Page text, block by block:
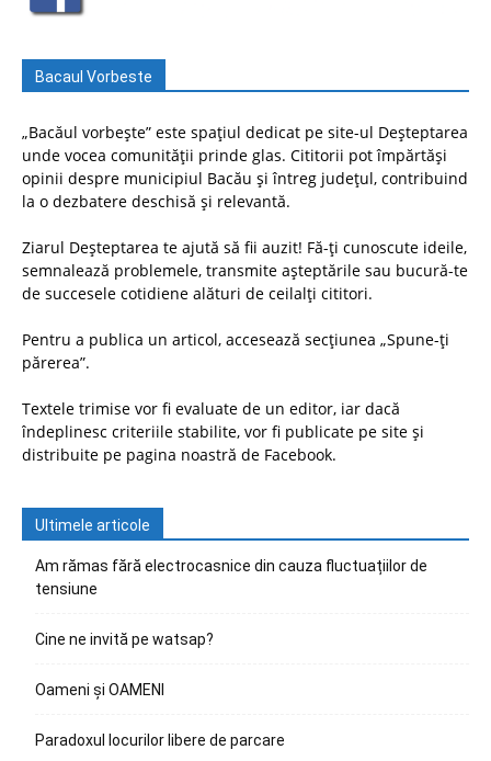
Bacaul Vorbeste
„Bacăul vorbește” este spațiul dedicat pe site-ul Deșteptarea
unde vocea comunității prinde glas. Cititorii pot împărtăși
opinii despre municipiul Bacău și întreg județul, contribuind
la o dezbatere deschisă și relevantă.
Ziarul Deșteptarea te ajută să fii auzit! Fă-ți cunoscute ideile,
semnalează problemele, transmite așteptările sau bucură-te
de succesele cotidiene alături de ceilalți cititori.
Pentru a publica un articol, accesează secțiunea „Spune-ți
părerea”.
Textele trimise vor fi evaluate de un editor, iar dacă
îndeplinesc criteriile stabilite, vor fi publicate pe site și
distribuite pe pagina noastră de Facebook.
Ultimele articole
Am rămas fără electrocasnice din cauza fluctuațiilor de
tensiune
Cine ne invită pe watsap?
Oameni și OAMENI
Paradoxul locurilor libere de parcare